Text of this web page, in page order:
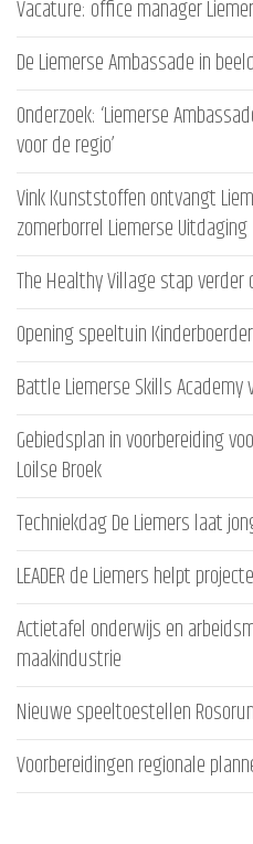
Vacature: office manager
De Liemerse Ambassade in
Onderzoek: ‘Liemerse
voor de regio’
Vink Kunststoffen ontvangt
zomerborrel Liemerse Uitdaging
The Healthy Village stap verder
Opening speeltuin
Battle Liemerse Skills
Gebiedsplan in voorbereiding
Loilse Broek
Techniekdag De Liemers laat
LEADER de Liemers helpt
Actietafel onderwijs en
maakindustrie
Nieuwe speeltoestellen
Voorbereidingen regionale